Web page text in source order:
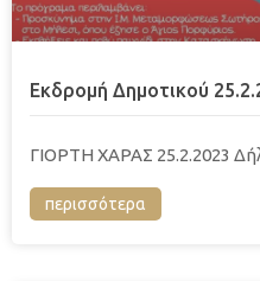
Εκδρομή Δημοτικού
ΓΙΟΡΤΗ ΧΑΡΑΣ 25.2.2023
περισσότερα